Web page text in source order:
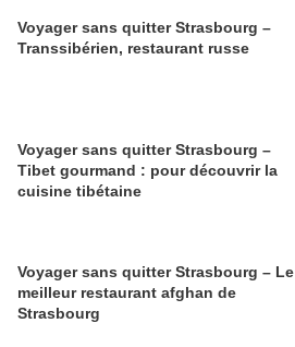
Voyager sans quitter Strasbourg –
Transsibérien, restaurant russe
Voyager sans quitter Strasbourg –
Tibet gourmand : pour découvrir la
cuisine tibétaine
Voyager sans quitter Strasbourg – Le
meilleur restaurant afghan de
Strasbourg